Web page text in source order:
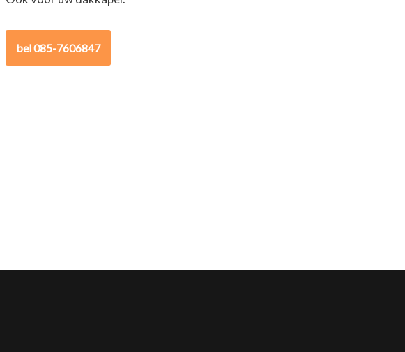
bel 085-7606847